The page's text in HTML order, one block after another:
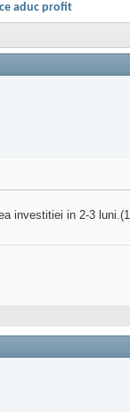
aduc profit
investitiei in 2-3